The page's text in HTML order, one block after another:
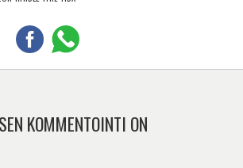
KOMMENTOINTI ON